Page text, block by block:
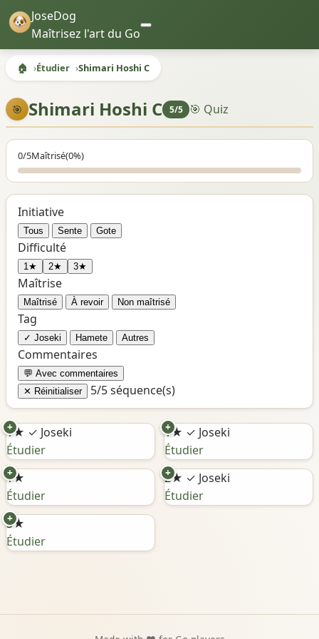
JoseDog
Maîtrisez l'art du Go
🏠 Étudier Shimari Hoshi C
🎯 Shimari Hoshi C 5/5 🎯 Quiz
0/5Maîtrisé(0%)
Initiative
Tous Sente Gote
Difficulté
1★ 2★ 3★
Maîtrise
Maîtrisé À revoir Non maîtrisé
Tag
✓ Joseki Hamete Autres
Commentaires
💬 Avec commentaires
✕ Réinitialiser
5/5 séquence(s)
1★ ✓ Joseki
+
Étudier
1★ ✓ Joseki
+
Étudier
1★
+
Étudier
2★ ✓ Joseki
+
Étudier
3★
+
Étudier